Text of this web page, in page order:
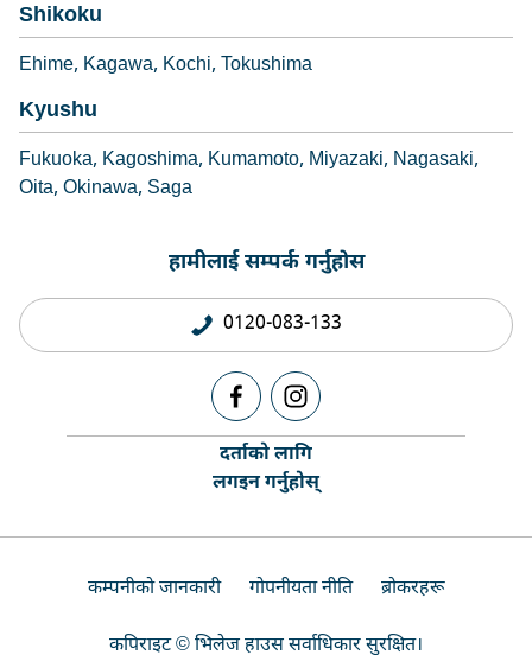
Shikoku
Ehime Kagawa Kochi Tokushima
Kyushu
Fukuoka Kagoshima Kumamoto Miyazaki Nagasaki
Oita Okinawa Saga
हामीलाई सम्पर्क गर्नुहोस
0120-083-133
दर्ताको लागि
लगइन गर्नुहोस्
कम्पनीको जानकारी गोपनीयता नीति ब्रोकरहरू
कपिराइट © भिलेज हाउस सर्वाधिकार सुरक्षित।